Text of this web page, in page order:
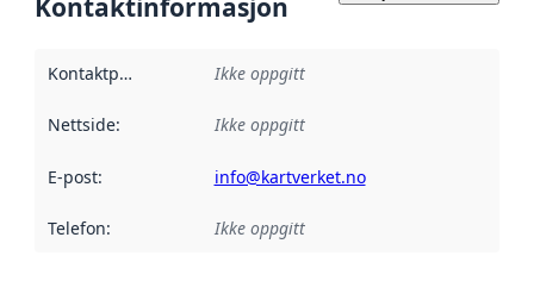
Kontaktinformasjon
Kontaktpunkt Ikke oppgitt
Nettside: Ikke oppgitt
E-post: info@kartverket.no
Telefon: Ikke oppgitt